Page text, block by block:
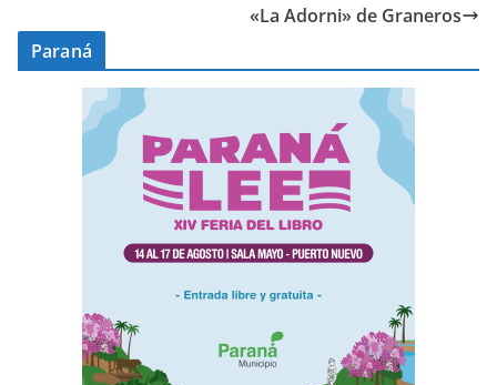
«La Adorni» de Graneros
Paraná